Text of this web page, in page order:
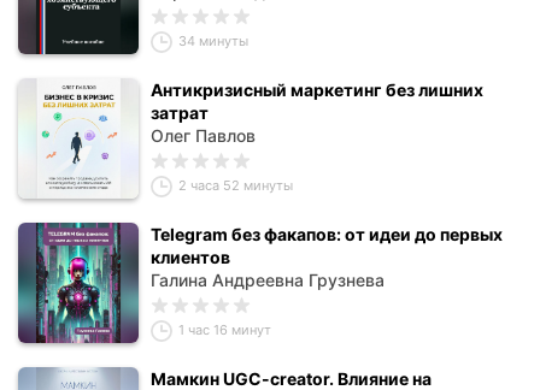
34 минуты
Антикризисный маркетинг без лишних
затрат
Олег Павлов
2 часа 52 минуты
Telegram без факапов: от идеи до первых
клиентов
Галина Андреевна Грузнева
1 час 16 минут
Мамкин UGC-creator. Влияние на